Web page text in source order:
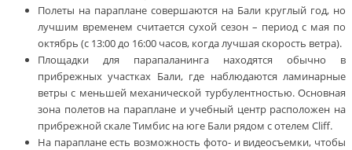
Полеты на параплане совершаются на Бали круглый год, но
лучшим временем считается сухой сезон – период с мая по
октябрь (с 13:00 до 16:00 часов, когда лучшая скорость ветра).
Площадки для парапаланинга находятся обычно в
прибрежных участках Бали, где наблюдаются ламинарные
ветры с меньшей механической турбулентностью. Основная
зона полетов на параплане и учебный центр расположен на
прибрежной скале Тимбис на юге Бали рядом с отелем Cliff.
На параплане есть возможность фото- и видеосъемки, чтобы